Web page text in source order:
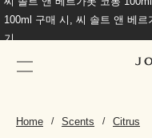
100ml 구매 시, 씨 솔트 앤 베르
기
Home Scents Citrus
Lime Basil &